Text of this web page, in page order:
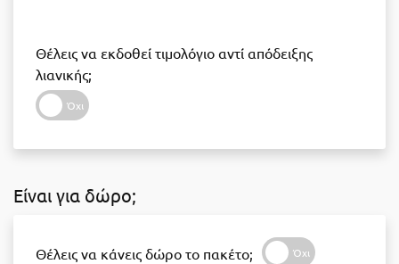
Θέλεις να εκδοθεί τιμολόγιο αντί απόδειξης
λιανικής;
Είναι για δώρο;
Θέλεις να κάνεις δώρο το πακέτο;